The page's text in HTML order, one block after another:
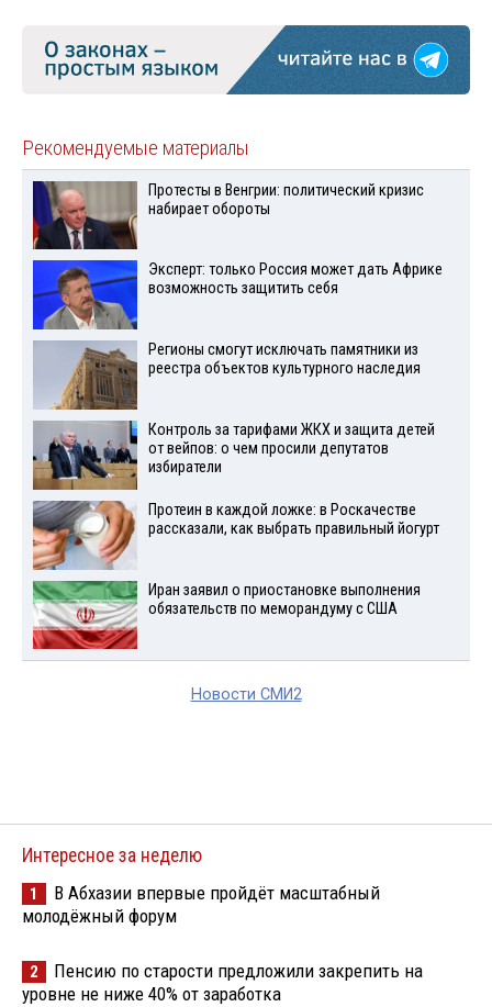
Рекомендуемые материалы
Протесты в Венгрии: политический кризис
набирает обороты
Эксперт: только Россия может дать Африке
возможность защитить себя
Регионы смогут исключать памятники из
реестра объектов культурного наследия
Контроль за тарифами ЖКХ и защита детей
от вейпов: о чем просили депутатов
избиратели
Протеин в каждой ложке: в Роскачестве
рассказали, как выбрать правильный йогурт
Иран заявил о приостановке выполнения
обязательств по меморандуму с США
Новости СМИ2
Интересное за неделю
1
В Абхазии впервые пройдёт масштабный
молодёжный форум
2
Пенсию по старости предложили закрепить на
уровне не ниже 40% от заработка